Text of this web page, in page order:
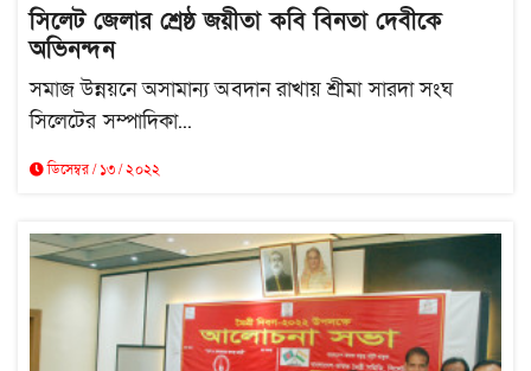
সিলেট জেলার শ্রেষ্ঠ জয়ীতা কবি বিনতা দেবীকে
অভিনন্দন
সমাজ উন্নয়নে অসামান্য অবদান রাখায় শ্রীমা সারদা সংঘ
সিলেটের সম্পাদিকা...
ডিসেম্বর / ১৩ / ২০২২